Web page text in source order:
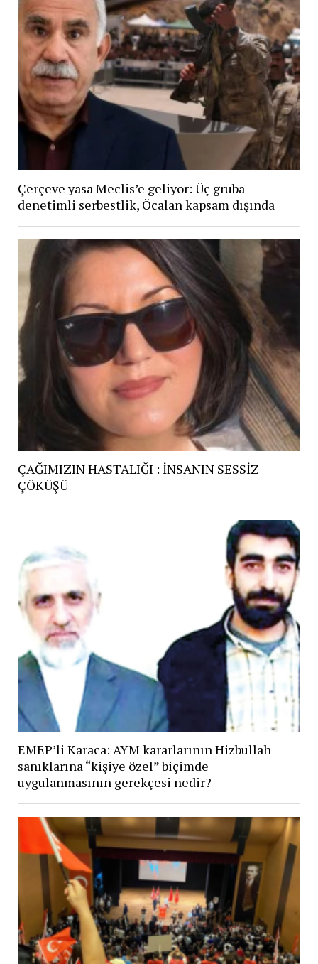
Çerçeve yasa Meclis’e geliyor: Üç gruba
denetimli serbestlik, Öcalan kapsam dışında
ÇAĞIMIZIN HASTALIĞI : İNSANIN SESSİZ
ÇÖKÜŞÜ
EMEP’li Karaca: AYM kararlarının Hizbullah
sanıklarına “kişiye özel” biçimde
uygulanmasının gerekçesi nedir?